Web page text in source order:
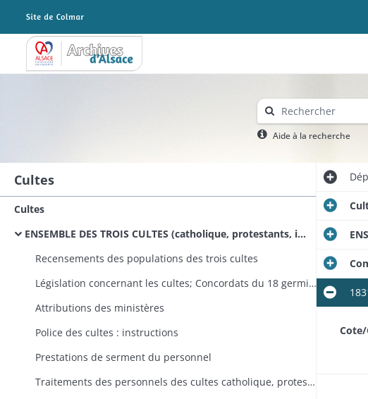
Archives Alsace - Colmar
Aide à la recherche
Cultes
Cultes
ENSEMBLE DES TROIS CULTES (catholique, protestants, israélite)
Recensements des populations des trois cultes
Législation concernant les cultes; Concordats du 18 germinal an X et de 1813
Attributions des ministères
Police des cultes : instructions
Prestations de serment du personnel
Traitements des personnels des cultes catholique, protestant et israélite : instructions